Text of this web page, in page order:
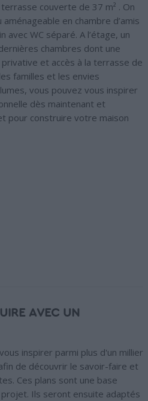
couverte de 37 m² . On
en chambre d’amis
WC séparé. A l’étage, un
chambres dont une
et accès à la terrasse de
familles et les envies
vous pouvez vous inspirer
dès maintenant et
pour construire votre maison
AVEC UN
inspirer parmi plus d'un millier
de découvrir le savoir-faire et
Ces plans sont une base
Ils seront ensuite adaptés